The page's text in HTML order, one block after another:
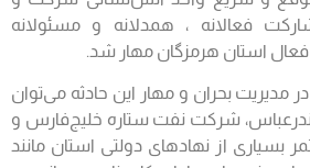
فعالانه ، همدلانه و مسئولانه
استان هرمزگان مهار شد.
مدیریت بحران و مهار این حادثه می‌توان
شرکت نفت ستاره خلیج‌فارس و
از نهادهای دولتی استان مانند